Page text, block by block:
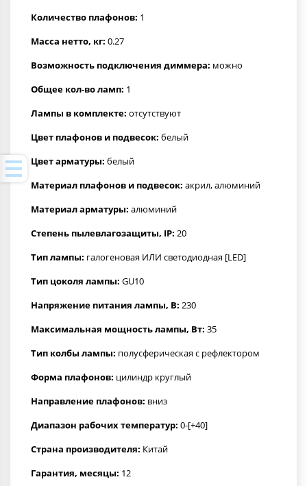
Количество плафонов: 1
Масса нетто, кг: 0.27
Возможность подключения диммера: можно
Общее кол-во ламп: 1
Лампы в комплекте: отсутствуют
Цвет плафонов и подвесок: белый
Цвет арматуры: белый
Материал плафонов и подвесок: акрил, алюминий
Материал арматуры: алюминий
Степень пылевлагозащиты, IP: 20
Тип лампы: галогеновая ИЛИ светодиодная [LED]
Тип цоколя лампы: GU10
Напряжение питания лампы, В: 230
Максимальная мощность лампы, Вт: 35
Тип колбы лампы: полусферическая с рефлектором
Форма плафонов: цилиндр круглый
Направление плафонов: вниз
Диапазон рабочих температур: 0-[+40]
Страна производителя: Китай
Гарантия, месяцы: 12